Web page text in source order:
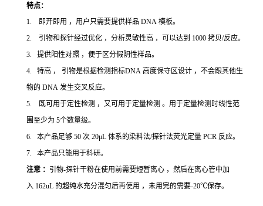
特点：
1. 即开即用 ，用户只需要提供样品 DNA 模板。
2. 引物和探针经过优化 ，分析灵敏性高 ，可以达到 1000 拷贝/反应。
3. 提供阳性对照 ，便于区分假阴性样品。
4. 特高 ， 引物是根据检测指标DNA 高度保守区设计 ，不会跟其他生
物的 DNA 发生交叉反应。
5. 既可用于定性检测 ，又可用于定量检测 。用于定量检测时线性范
围至少为 5个数量级。
6. 本产品足够 50 次 20μL 体系的染料法/探针法荧光定量 PCR 反应。
7. 本产品只能用于科研。
注意 ： 引物-探针干粉在使用前需要短暂离心 ，然后在离心管中加
入 162uL 的超纯水充分混匀后再使用 ，未用完的需要-20℃保存。